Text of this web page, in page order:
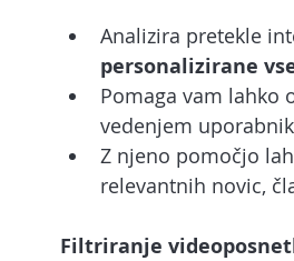
Analizira pretekle
personalizirane
Pomaga vam lahko
vedenjem
Z njeno pomočjo
relevantnih novic,
Filtriranje